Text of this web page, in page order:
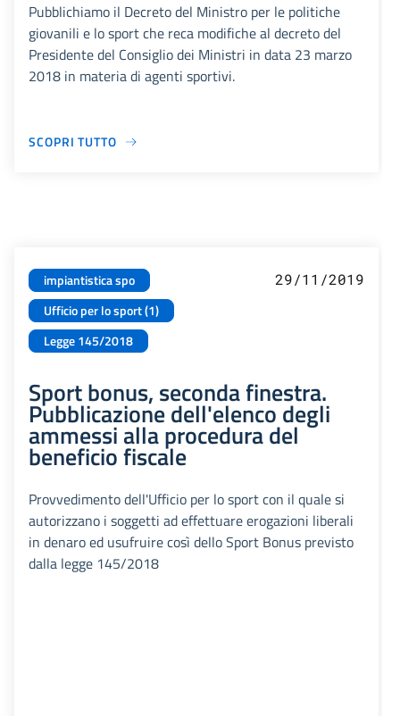
Pubblichiamo il Decreto del Ministro per le politiche
giovanili e lo sport che reca modifiche al decreto del
Presidente del Consiglio dei Ministri in data 23 marzo
2018 in materia di agenti sportivi.
SCOPRI TUTTO
impiantistica spo
Ufficio per lo sport (1)
Legge 145/2018
29/11/2019
Sport bonus, seconda finestra.
Pubblicazione dell'elenco degli
ammessi alla procedura del
beneficio fiscale
Provvedimento dell'Ufficio per lo sport con il quale si
autorizzano i soggetti ad effettuare erogazioni liberali
in denaro ed usufruire così dello Sport Bonus previsto
dalla legge 145/2018